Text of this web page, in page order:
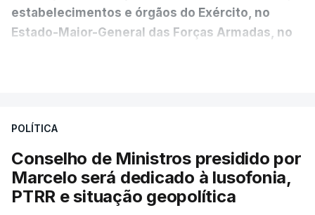
estabelecimentos e órgãos do Exército, no
Estado-Maior-General das Forças Armadas, no
Da sua experiência no terreno, é destacada a
Forças Nacionais Destacadas, como
comandante do 2.º Batalhão Mecanizado, da
Reserva Tática do Comandante da Força da
POLÍTICA
Conselho de Ministros presidido por
Marcelo será dedicado à lusofonia,
PTRR e situação geopolítica